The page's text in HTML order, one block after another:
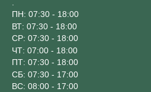
ПН: 07:30 - 18:00
ВТ: 07:30 - 18:00
СР: 07:30 - 18:00
ЧТ: 07:00 - 18:00
ПТ: 07:30 - 18:00
СБ: 07:30 - 17:00
ВС: 08:00 - 17:00